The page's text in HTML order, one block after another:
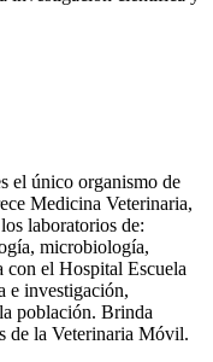
el único organismo de
Medicina Veterinaria,
laboratorios de:
microbiología,
el Hospital Escuela
e investigación,
población. Brinda
de la Veterinaria Móvil.